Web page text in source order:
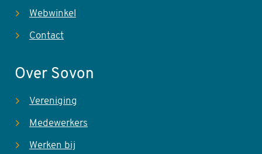
Webwinkel
Contact
Over Sovon
Vereniging
Medewerkers
Werken bij